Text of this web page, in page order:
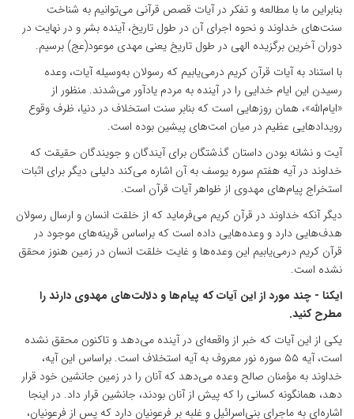
بنابراین ما با مطالعه و تفکر در آیات قصص قرآنی می‌توانیم به شناخت
سنت‌های خداوند و نحوه اجرای آن در طول تاریخ، آینده بشر و در نهایت در
دوران آخرین برگزیده الهی در طول تاریخ یعنی مهدی موعود(عج) برسیم.
با استناد به آیات قرآن کریم درمی‌یابیم که رسولان به‌وسیله آیات، وعده
رسیدن این ایام خدایی را در آینده به مردم یادآور می‌شدند. منظور از
«ایام‌الله»، همان روزهایی است که بنابر سنت استخلاف در دنیا، ظرف وقوع
رویدادهایی عظیم در میان امت‌های پیشین بوده است.
آیت و نشانه بودن داستان گذشتگان برای آیندگان و جویندگان حقیقت که
خداوند در آیه هفتم سوره یوسف به آن اشاره می‌کند دلیلی دیگر برای اثبات
استخراج پیام‌های مهدوی از ظواهر آیات قرآن است.
دیگر آنکه خداوند در قرآن کریم می‌فرماید که از خلقت انسان و ارسال رسولان
هدف‌هایی دارد و وعده‌هایی داده‌ است که براساس قرینه‌های موجود در
قرآن کریم درمی‌یابیم این وعده‌ها و غایت خلقت انسان در زمین هنوز محقق
نشده‌ است.
ایکنا - چند مورد از این آیات که پیام‌ها و دلالت‌های مهدوی دارند را
مطرح کنید.
یکی از این آیات که خبر از واقعه‌ای در آینده می‌دهد و تاکنون محقق نشده
است، آیه ۵۵ سوره نور معروف به آیه استخلاف است. براساس این آیه،
خداوند به مؤمنان صالح وعده می‌دهد که آنان را در زمین جانشین خود قرار
دهد، همانگونه کسانی را که پیش از آنان بودند، جانشین قرار داد. در اینجا
اشاره‌ای به ماجرای بنی‌اسرائیل و غلبه بر فرعونیان دارد که پس از فرعونیان،